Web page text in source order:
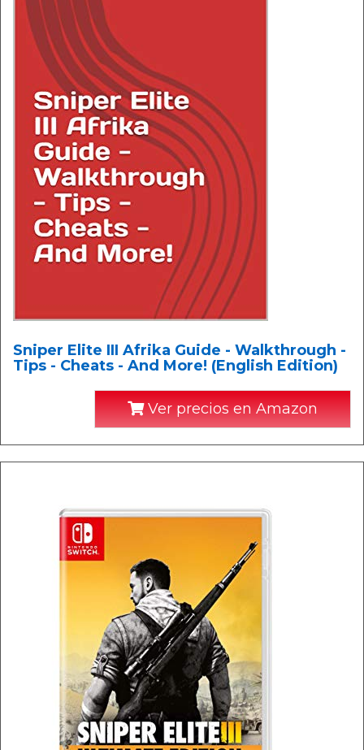
Sniper Elite III Afrika Guide - Walkthrough -
Tips - Cheats - And More! (English Edition)
Ver precios en Amazon